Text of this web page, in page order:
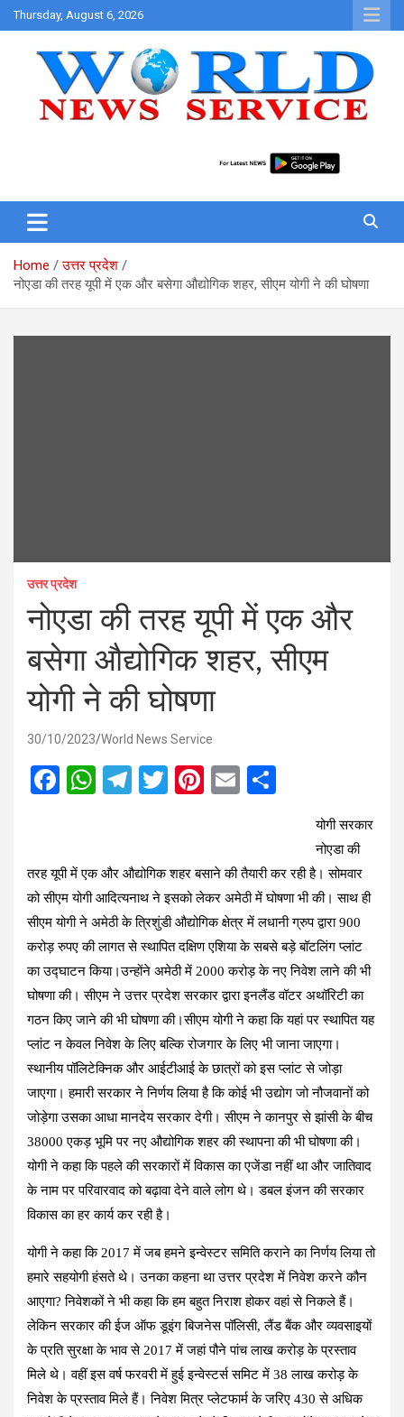
Skip
to
Thursday, August 6, 2026
Home
उत्तर प्रदेश
नोएडा की तरह यूपी में एक और बसेगा औद्योगिक शहर, सीएम योगी ने की घोषणा
उत्तर प्रदेश
नोएडा की तरह यूपी में एक और
बसेगा औद्योगिक शहर, सीएम
योगी ने की घोषणा
30/10/2023 World News Service
F
b
o
o
k
W
s
A
p
p
T
gr
a
m
T
er
Pi
es
t
E
e
योगी सरकार
नोएडा की
तरह यूपी में एक और औद्योगिक शहर बसाने की तैयारी कर रही है। सोमवार
को सीएम योगी आदित्यनाथ ने इसको लेकर अमेठी में घोषणा भी की। साथ ही
सीएम योगी ने अमेठी के त्रिशुंडी औद्योगिक क्षेत्र में लधानी ग्रुप द्वारा 900
करोड़ रुपए की लागत से स्थापित दक्षिण एशिया के सबसे बड़े बॉटलिंग प्लांट
का उद्घाटन किया।उन्होंने अमेठी में 2000 करोड़ के नए निवेश लाने की भी
घोषणा की। सीएम ने उत्तर प्रदेश सरकार द्वारा इनलैंड वॉटर अथॉरिटी का
गठन किए जाने की भी घोषणा की।सीएम योगी ने कहा कि यहां पर स्थापित यह
प्लांट न केवल निवेश के लिए बल्कि रोजगार के लिए भी जाना जाएगा।
स्थानीय पॉलिटेक्निक और आईटीआई के छात्रों को इस प्लांट से जोड़ा
जाएगा। हमारी सरकार ने निर्णय लिया है कि कोई भी उद्योग जो नौजवानों को
जोड़ेगा उसका आधा मानदेय सरकार देगी। सीएम ने कानपुर से झांसी के बीच
38000 एकड़ भूमि पर नए औद्योगिक शहर की स्थापना की भी घोषणा की।
योगी ने कहा कि पहले की सरकारों में विकास का एजेंडा नहीं था और जातिवाद
के नाम पर परिवारवाद को बढ़ावा देने वाले लोग थे। डबल इंजन की सरकार
विकास का हर कार्य कर रही है।
योगी ने कहा कि 2017 में जब हमने इन्वेस्टर समिति कराने का निर्णय लिया तो
हमारे सहयोगी हंसते थे। उनका कहना था उत्तर प्रदेश में निवेश करने कौन
आएगा? निवेशकों ने भी कहा कि हम बहुत निराश होकर वहां से निकले हैं।
लेकिन सरकार की ईज ऑफ डूइंग बिजनेस पॉलिसी, लैंड बैंक और व्यवसाइयों
के प्रति सुरक्षा के भाव से 2017 में जहां पौने पांच लाख करोड़ के प्रस्ताव
मिले थे। वहीं इस वर्ष फरवरी में हुई इन्वेस्टर्स समिट में 38 लाख करोड़ के
निवेश के प्रस्ताव मिले हैं। निवेश मित्र प्लेटफार्म के जरिए 430 से अधिक